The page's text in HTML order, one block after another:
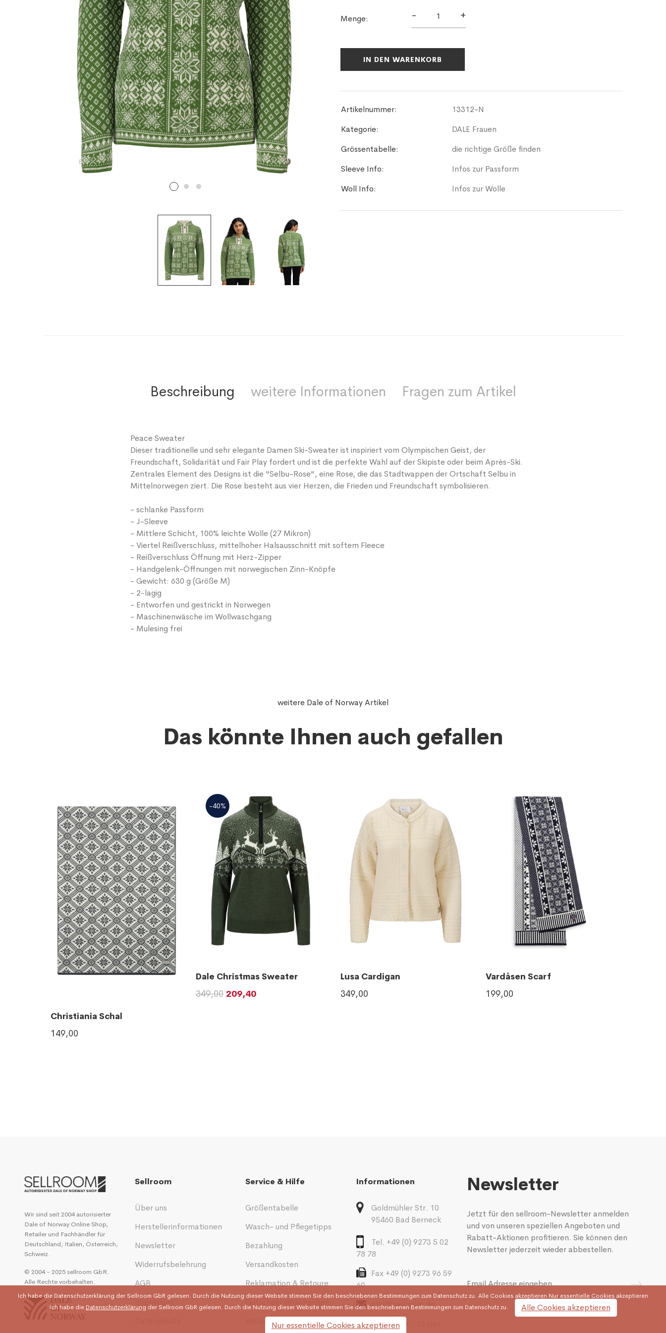
Menge: - +
IN DEN WARENKORB
Artikelnummer:
13312-N
Kategorie:
DALE Frauen
Grössentabelle:
die richtige Größe finden
Sleeve Info:
Infos zur Passform
Woll Info:
Infos zur Wolle
Beschreibung weitere Informationen Fragen zum Artikel
Peace Sweater
Dieser traditionelle und sehr elegante Damen Ski-Sweater ist inspiriert vom Olympischen Geist, der
Freundschaft, Solidarität und Fair Play fordert und ist die perfekte Wahl auf der Skipiste oder beim Après-Ski.
Zentrales Element des Designs ist die "Selbu-Rose", eine Rose, die das Stadtwappen der Ortschaft Selbu in
Mittelnorwegen ziert. Die Rose besteht aus vier Herzen, die Frieden und Freundschaft symbolisieren.
- schlanke Passform
- J-Sleeve
- Mittlere Schicht, 100% leichte Wolle (27 Mikron)
- Viertel Reißverschluss, mittelhoher Halsausschnitt mit softem Fleece
- Reißverschluss Öffnung mit Herz-Zipper
- Handgelenk-Öffnungen mit norwegischen Zinn-Knöpfe
- Gewicht: 630 g (Größe M)
- 2-lagig
- Entworfen und gestrickt in Norwegen
- Maschinenwäsche im Wollwaschgang
- Mulesing frei
weitere Dale of Norway Artikel
Das könnte Ihnen auch gefallen
Christiania Schal
149,00
-40%
Dale Christmas Sweater
349,00 209,40
Lusa Cardigan
349,00
Vardåsen Scarf
199,00
Wir sind seit 2004 autorisierter
Dale of Norway Online Shop,
Retailer und Fachhändler für
Deutschland, Italien, Österreich,
Schweiz.
© 2004 - 2025 sellroom GbR.
Alle Rechte vorbehalten.
Sellroom
Über uns
Herstellerinformationen
Newsletter
Widerrufsbelehrung
AGB
Impressum
Service & Hilfe
Größentabelle
Wasch- und Pflegetipps
Bezahlung
Versandkosten
Reklamation & Retoure
Wolle & Garne
Informationen
Goldmühler Str. 10
95460 Bad Berneck
Tel. +49 (0) 9273 5 02
78 78
Fax +49 (0) 9273 96 59
60
mail@sellroom.de
Mo.- Fr. 9 - 13 Uhr
Newsletter
Jetzt für den sellroom-Newsletter anmelden
und von unseren speziellen Angeboten und
Rabatt-Aktionen profitieren. Sie können den
Newsletter jederzeit wieder abbestellen.
Ich habe die Datenschutzerklärung der Sellroom GbR gelesen. Durch die Nutzung dieser Website stimmen Sie den beschriebenen Bestimmungen zum Datenschutz zu. Alle Cookies akzeptieren Nur essentielle Cookies akzeptieren
Ich habe die Datenschutzerklärung der Sellroom GbR gelesen. Durch die Nutzung dieser Website stimmen Sie den beschriebenen Bestimmungen zum Datenschutz zu.
Alle Cookies akzeptieren
Nur essentielle Cookies akzeptieren